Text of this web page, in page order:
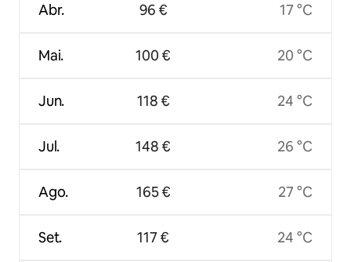
Abr.
Mai.
Jun.
Jul.
Ago.
Set.
96 €
100 €
118 €
148 €
165 €
117 €
17 °C
20 °C
24 °C
26 °C
27 °C
24 °C